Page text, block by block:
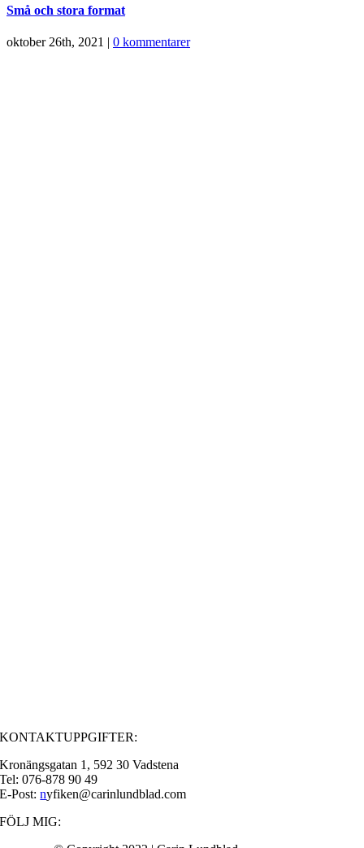
Små och stora format
oktober 26th, 2021 | 0 kommentarer
KONTAKTUPPGIFTER:
Kronängsgatan 1, 592 30 Vadstena
Tel: 076-878 90 49
E-Post:nyfiken@carinlundblad.com
FÖLJ MIG: